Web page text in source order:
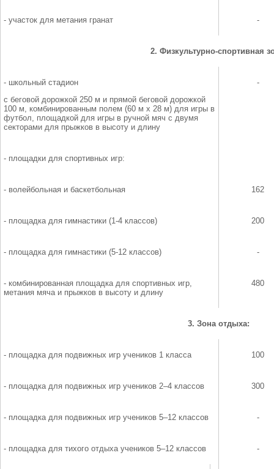
- участок для метания гранат -
2. Физкультурно-спортивная
- школьный стадион
с беговой дорожкой 250 м и прямой беговой дорожкой
100 м, комбинированным полем (60 м х 28 м) для игры в
футбол, площадкой для игры в ручной мяч с двумя
секторами для прыжков в высоту и длину
-
- площадки для спортивных игр:
- волейбольная и баскетбольная 162
- площадка для гимнастики (1-4 классов) 200
- площадка для гимнастики (5-12 классов) -
- комбинированная площадка для спортивных игр,
метания мяча и прыжков в высоту и длину
480
3. Зона отдыха:
- площадка для подвижных игр учеников 1 класса 100
- площадка для подвижных игр учеников 2–4 классов 300
- площадка для подвижных игр учеников 5–12 классов -
- площадка для тихого отдыха учеников 5–12 классов -